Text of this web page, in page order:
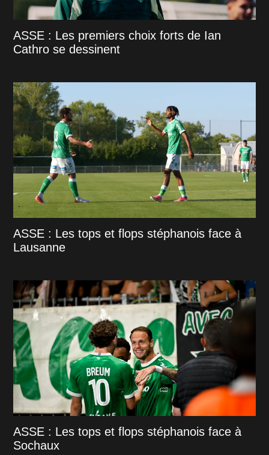
ASSE : Les premiers choix forts de Ian
Cathro se dessinent
ASSE : Les tops et flops stéphanois face à
Lausanne
ASSE : Les tops et flops stéphanois face à
Sochaux